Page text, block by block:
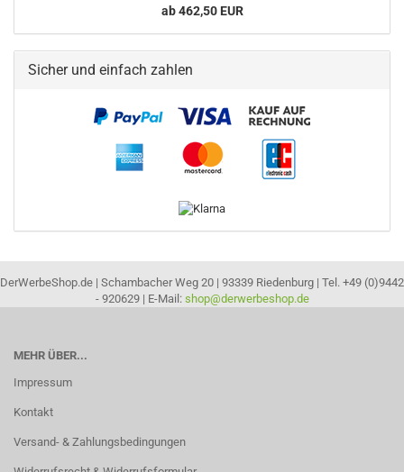
ab 462,50 EUR
Sicher und einfach zahlen
DerWerbeShop.de | Schambacher Weg 20 | 93339 Riedenburg | Tel. +49 (0)9442
- 920629 | E-Mail: shop@derwerbeshop.de
MEHR ÜBER...
Impressum
Kontakt
Versand- & Zahlungsbedingungen